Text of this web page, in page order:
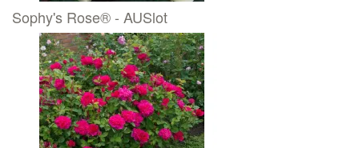
Sophy's Rose® - AUSlot